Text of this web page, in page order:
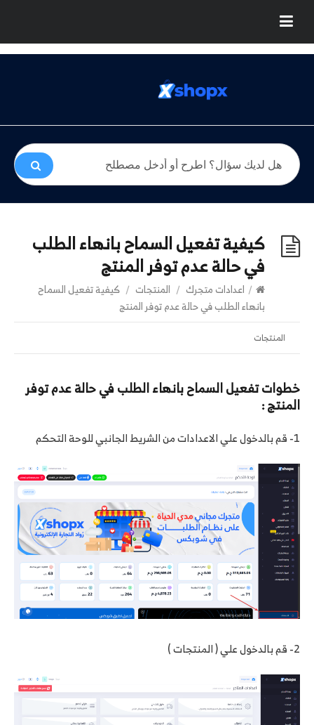
كيفية تفعيل السماح بانهاء الطلب
في حالة عدم توفر المنتج
/ اعدادات متجرك / المنتجات / كيفية تفعيل السماح
بانهاء الطلب في حالة عدم توفر المنتج
المنتجات
خطوات تفعيل السماح بانهاء الطلب في حالة عدم توفر
المنتج :
1- قم بالدخول علي الاعدادات من الشريط الجانبي للوحة التحكم
2- قم بالدخول علي ( المنتجات )